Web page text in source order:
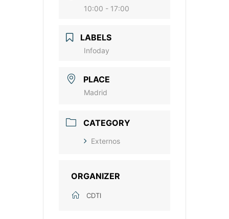
10:00 - 17:00
LABELS
Infoday
PLACE
Madrid
CATEGORY
Externos
ORGANIZER
CDTI